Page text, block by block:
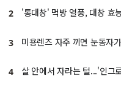
2 '통대창' 먹방 열풍, 대창 효
3 미용렌즈 자주 끼면 눈동자
4 살 안에서 자라는 털...'인그